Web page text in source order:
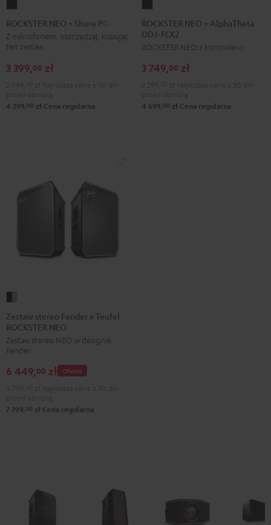
NEO
+
Shure
PGA58
ROCKSTER NEO + Shure PGA58
Z mikrofonem, oszczędzaj, kupując
ten zestaw
3 399,00 zł
4 299, 00 zł Cena regularna
NEO
+
AlphaTheta
DDJ-
FLX2
ROCKSTER NEO + AlphaTheta
DDJ-FLX2
ROCKSTER NEO z kontrolerem DJ
3 749,00 zł
4 699, 00 zł Cena regularna
stereo
Fender
x
Teufel
ROCKSTER
&
Zestaw stereo Fender x Teufel
ROCKSTER NEO
Zestaw stereo NEO w designie
Fender
Oferta
6 449,00 zł
7 799, 00 zł Cena regularna